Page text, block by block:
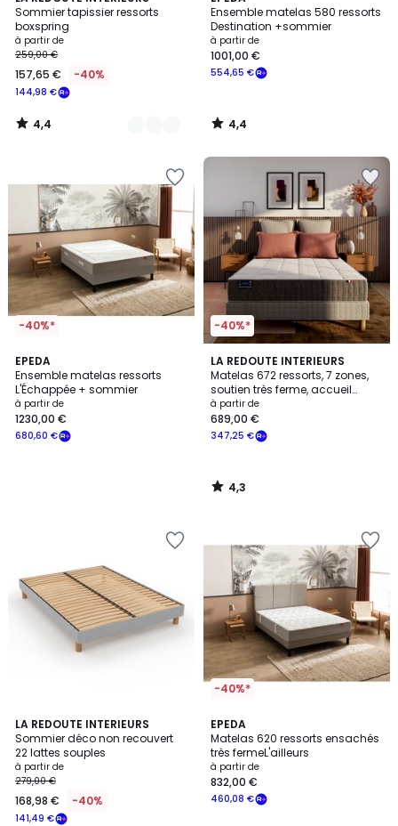
Sommier tapissier ressorts
boxspring
à partir de
144,98 €
259,00 €
157,65 € -40%
/ 5
Couleurs
4,4
/
Ensemble matelas 580 ressorts
Destination +sommier
à partir de
554,65 €
1001,00 €
/ 5
4,4
/
-40%*
EPEDA
Ensemble matelas ressorts
L'Échappée + sommier
à partir de
680,60 €
1230,00 €
-40%*
LA REDOUTE INTERIEURS
Matelas 672 ressorts, 7 zones,
soutien très ferme, accueil
moelleux
à partir de
347,25 €
689,00 €
4,3
/ 5
4,3
/
LA REDOUTE INTERIEURS
Sommier déco non recouvert
22 lattes souples
à partir de
141,49 €
279,00 €
168,98 € -40%
3,8
/ 5
2
Couleurs
-40%*
EPEDA
Matelas 620 ressorts ensachés
très fermeL'ailleurs
à partir de
460,08 €
832,00 €
4
/
5